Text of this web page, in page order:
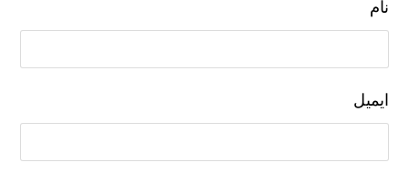
نام
ایمیل